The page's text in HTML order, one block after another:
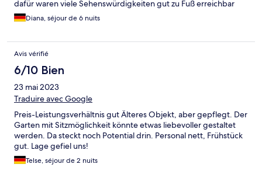
dafür waren viele Sehenswürdigkeiten gut zu Fuß erreichbar
auch S Bahn und Bus waren ganz in der Nähe und die
Verbindungen sehr gut .
Diana, séjour de 6 nuits
Avis vérifié
6/10 Bien
23 mai 2023
Traduire avec Google
Preis-Leistungsverhältnis gut Älteres Objekt, aber gepflegt. Der
Garten mit Sitzmöglichkeit könnte etwas liebevoller gestaltet
werden. Da steckt noch Potential drin. Personal nett, Frühstück
gut. Lage gefiel uns!
Telse, séjour de 2 nuits